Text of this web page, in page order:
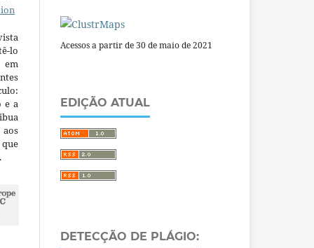
lo
em
e a
Acessos a partir de 30 de maio de 2021
EDIÇÃO ATUAL
DETECÇÃO DE PLÁGIO: